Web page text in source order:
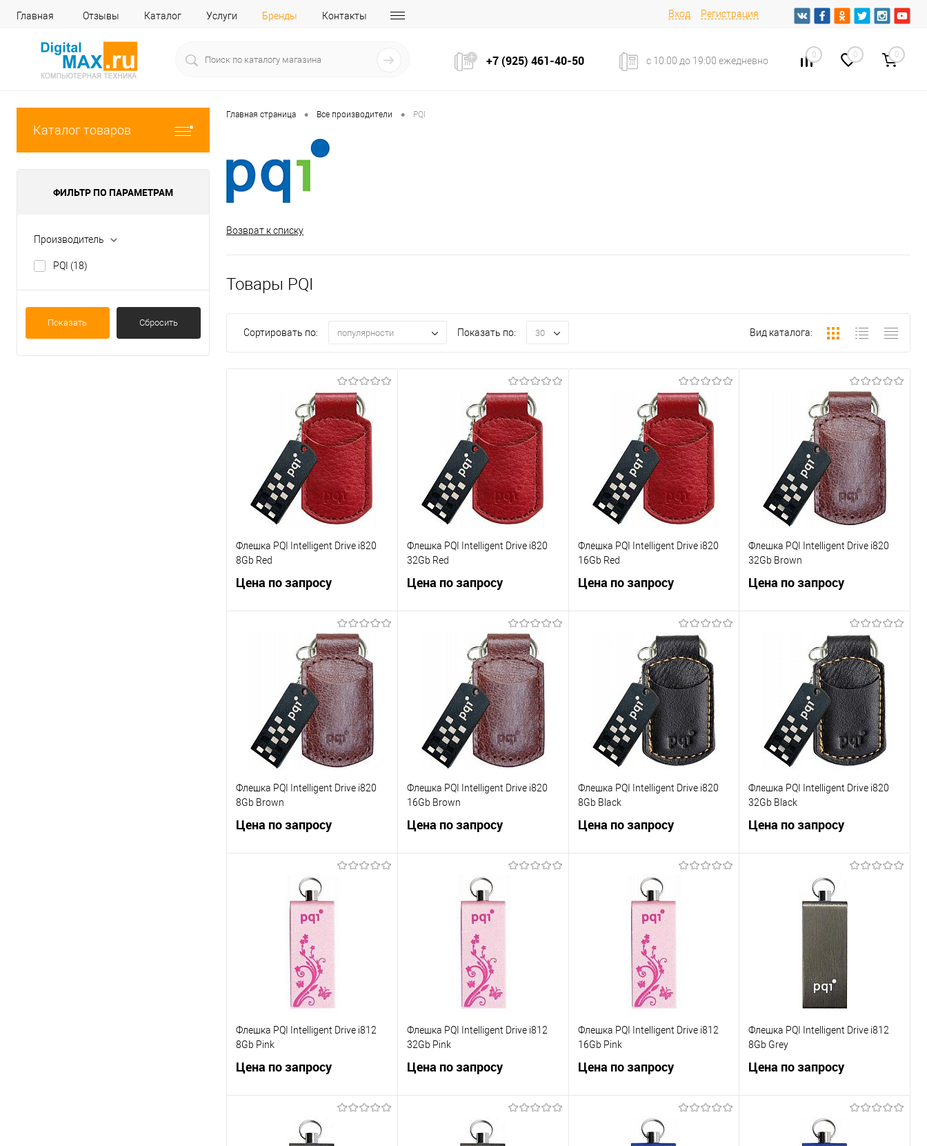
Главная Отзывы Каталог Услуги Бренды Контакты Вход Регистрация
+7 (925) 461-40-50 с 10.00 до 19:00 ежедневно
0 0 0
Каталог товаров
ФИЛЬТР ПО ПАРАМЕТРАМ
Производитель
PQI (18)
Показать Сбросить
Главная страница • Все производители • PQI
Возврат к списку
Товары PQI
Сортировать по: популярности Показать по: 30 Вид каталога:
Флешка PQI Intelligent Drive i820
8Gb Red
Цена по запросу
Запросить цену
Купить в 1 клик
Сравнение
В избранное
Недоступно
Флешка PQI Intelligent Drive i820
32Gb Red
Цена по запросу
Запросить цену
Купить в 1 клик
Сравнение
В избранное
Недоступно
Флешка PQI Intelligent Drive i820
16Gb Red
Цена по запросу
Запросить цену
Купить в 1 клик
Сравнение
В избранное
Недоступно
Флешка PQI Intelligent Drive i820
32Gb Brown
Цена по запросу
Запросить цену
Купить в 1 клик
Сравнение
В избранное
Недоступно
Флешка PQI Intelligent Drive i820
8Gb Brown
Цена по запросу
Запросить цену
Купить в 1 клик
В избранное
Флешка PQI Intelligent Drive i820
16Gb Brown
Цена по запросу
Запросить цену
Купить в 1 клик
В избранное
Флешка PQI Intelligent Drive i820
8Gb Black
Цена по запросу
Запросить цену
Купить в 1 клик
В избранное
Флешка PQI Intelligent Drive i820
32Gb Black
Цена по запросу
Запросить цену
Купить в 1 клик
Флешка PQI Intelligent Drive i812
8Gb Pink
Цена по запросу
Запросить цену
Флешка PQI Intelligent Drive i812
32Gb Pink
Цена по запросу
Запросить цену
Флешка PQI Intelligent Drive i812
16Gb Pink
Цена по запросу
Запросить цену
Флешка PQI Intelligent Drive i812
8Gb Grey
Цена по запросу
Запросить цену